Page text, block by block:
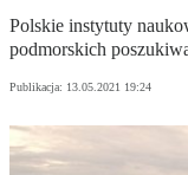
Polskie instytuty
podmorskich
Publikacja: 13.05.2021 19:24